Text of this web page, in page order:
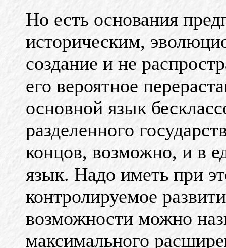
Но есть основания
историческим,
создание и не
его вероятное
основной язык
разделенного
концов, возможно, и в
язык. Надо иметь при
контролируемое
возможности можно
максимального